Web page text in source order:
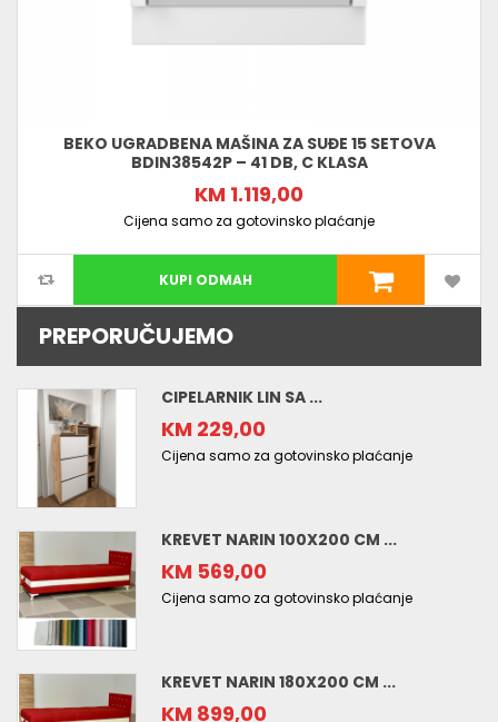
BEKO UGRADBENA MAŠINA ZA SUĐE 15 SETOVA
BDIN38542P – 41 DB, C KLASA
KM 1.119,00
Cijena samo za gotovinsko plaćanje
KUPI ODMAH
PREPORUČUJEMO
CIPELARNIK LIN SA ...
KM 229,00
Cijena samo za gotovinsko plaćanje
KREVET NARIN 100X200 CM ...
KM 569,00
Cijena samo za gotovinsko plaćanje
KREVET NARIN 180X200 CM ...
KM 899,00